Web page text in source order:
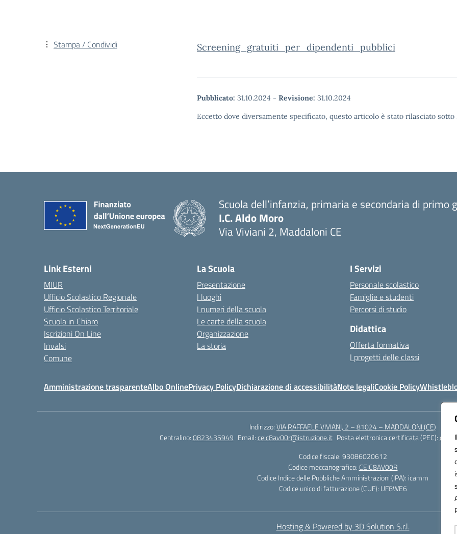
Screening_gratuiti_per_dipendenti_pubblici
Pubblicato: 31.10.2024 - Revisione: 31.10.2024
Eccetto dove diversamente specificato, questo articolo è stato rilasciato
Stampa / Condividi
Scuola dell’infanzia, primaria e secondaria di primo
I.C. Aldo Moro
Via Viviani 2, Maddaloni CE
Link Esterni
MIUR
Ufficio Scolastico Regionale
Ufficio Scolastico Territoriale
Scuola in Chiaro
Iscrizioni On Line
Invalsi
Comune
La Scuola
Presentazione
I luoghi
I numeri della scuola
Le carte della scuola
Organizzazione
La storia
I Servizi
Personale scolastico
Famiglie e studenti
Percorsi di studio
Didattica
Offerta formativa
I progetti delle classi
Amministrazione trasparenteAlbo OnlinePrivacy PolicyDichiarazione di accessibilitàNote legaliCookie Policy
Indirizzo:VIA RAFFAELE VIVIANI, 2 – 81024 – MADDALONI (CE)
Centralino:0823435949 Email:ceic8av00r@istruzione.it Posta elettronica certificata (PEC):
Codice fiscale: 93086020612
Codice meccanografico: CEIC8AV00R
Codice Indice delle Pubbliche Amministrazioni (IPA): icamm
Codice unico di fatturazione (CUF): UF8WE6
Hosting & Powered by 3D Solution S.r.l.